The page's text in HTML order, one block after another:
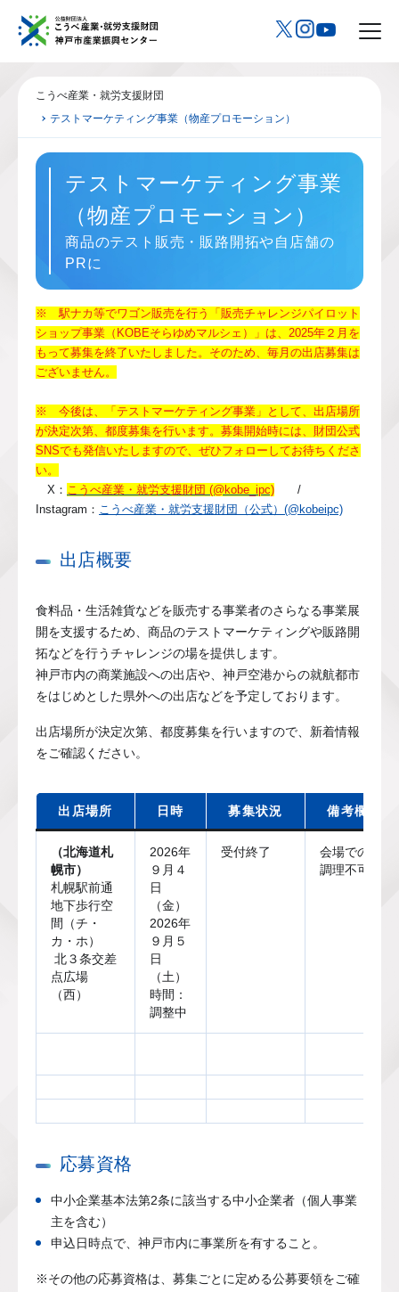
こうべ産業・就労支援財団
テストマーケティング事業（物産プロモーション）
テストマーケティング事業
（物産プロモーション）
商品のテスト販売・販路開拓や自店舗の
PRに
※ 駅ナカ等でワゴン販売を行う「販売チャレンジパイロット
ショップ事業（KOBEそらゆめマルシェ）」は、2025年２月を
もって募集を終了いたしました。そのため、毎月の出店募集は
ございません。
※ 今後は、「テストマーケティング事業」として、出店場所
が決定次第、都度募集を行います。募集開始時には、財団公式
SNSでも発信いたしますので、ぜひフォローしてお待ちくださ
い。
X： こうべ産業・就労支援財団 (@kobe_ipc) /
Instagram： こうべ産業・就労支援財団（公式）(@kobeipc)
出店概要
食料品・生活雑貨などを販売する事業者のさらなる事業展
開を支援するため、商品のテストマーケティングや販路開
拓などを行うチャレンジの場を提供します。
神戸市内の商業施設への出店や、神戸空港からの就航都市
をはじめとした県外への出店などを予定しております。
出店場所が決定次第、都度募集を行いますので、新着情報
をご確認ください。
出店場所 日時 募集状況 備考欄
（北海道札
幌市）
札幌駅前通
地下歩行空
間（チ・
カ・ホ）
点広場
（西）
2026年
９月４
日
（金）
2026年
９月５
日
（土）
時間：
調整中
受付終了
会場での
調理不可
応募資格
中小企業基本法第2条に該当する中小企業者（個人事業
主を含む）
申込日時点で、神戸市内に事業所を有すること。
※その他の応募資格は、募集ごとに定める公募要領をご確